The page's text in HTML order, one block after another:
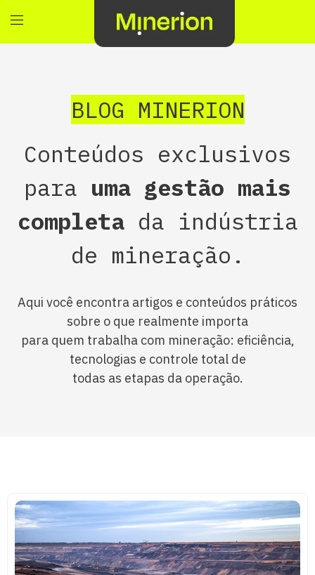
BLOG MINERION
Conteúdos exclusivos
para uma gestão mais
completada indústria
de mineração.
Aqui você encontra artigos e conteúdos práticos
sobre o que realmente importa
para quem trabalha com mineração: eficiência,
tecnologias e controle total de
todas as etapas da operação.